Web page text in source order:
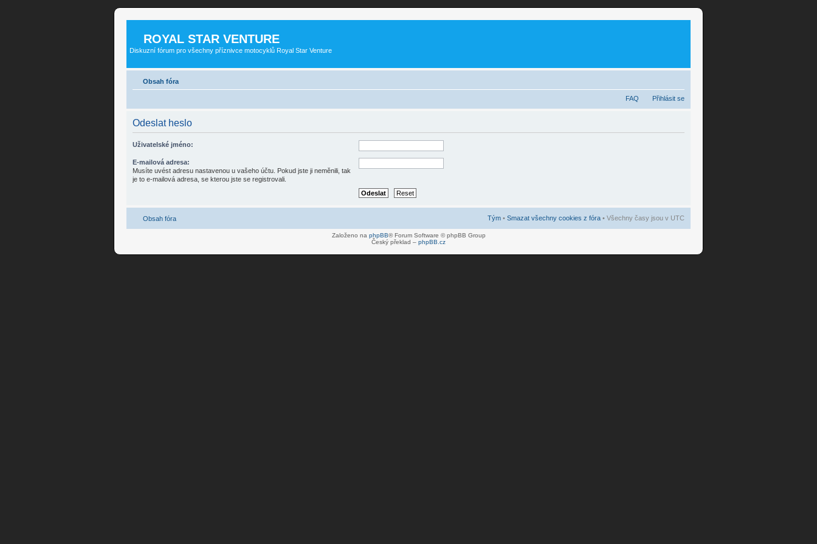
ROYAL STAR VENTURE
Diskuzní fórum pro všechny příznivce motocyklů Royal Star Venture
Obsah fóra
FAQ Přihlásit se
Odeslat heslo
Uživatelské jméno:
E-mailová adresa:
Musíte uvést adresu nastavenou u vašeho účtu. Pokud jste ji neměnili, tak
je to e-mailová adresa, se kterou jste se registrovali.
Obsah fóra Tým • Smazat všechny cookies z fóra • Všechny časy jsou v UTC
Založeno na phpBB® Forum Software © phpBB Group
Český překlad – phpBB.cz